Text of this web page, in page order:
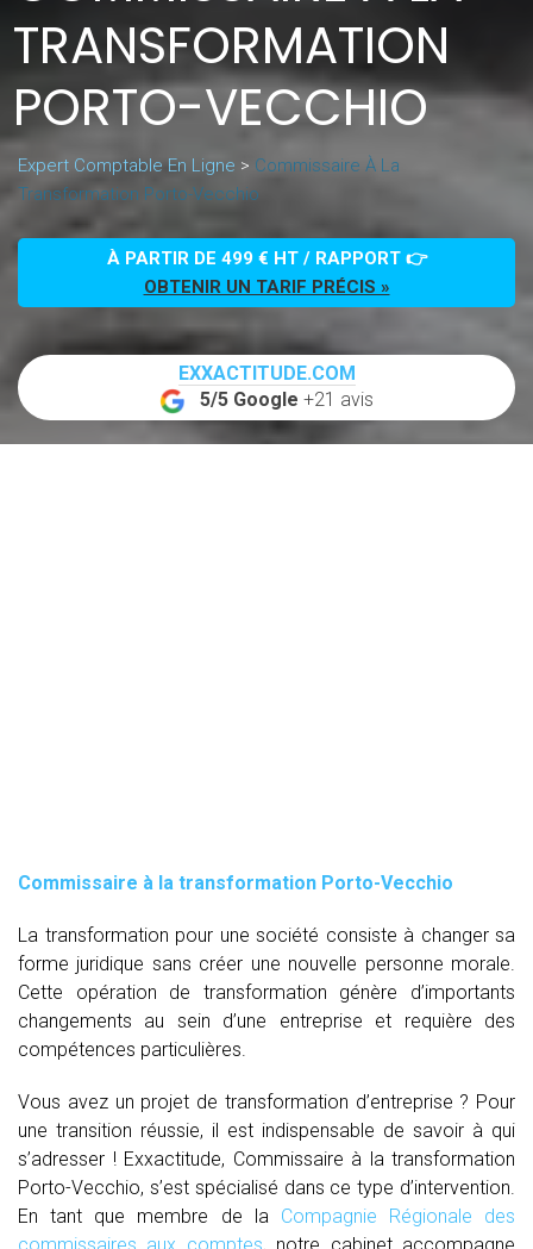
TRANSFORMATION
PORTO-VECCHIO
Expert Comptable En Ligne > Commissaire À La
Transformation Porto-Vecchio
À PARTIR DE 499 € HT / RAPPORT 👉
OBTENIR UN TARIF PRÉCIS »
EXXACTITUDE.COM
5/5 Google +21 avis
Commissaire à la transformation Porto-Vecchio
La transformation pour une société consiste à changer sa
forme juridique sans créer une nouvelle personne morale.
Cette opération de transformation génère d’importants
changements au sein d’une entreprise et requière des
compétences particulières.
Vous avez un projet de transformation d’entreprise ? Pour
une transition réussie, il est indispensable de savoir à qui
s’adresser ! Exxactitude, Commissaire à la transformation
Porto-Vecchio, s’est spécialisé dans ce type d’intervention.
En tant que membre de la Compagnie Régionale des